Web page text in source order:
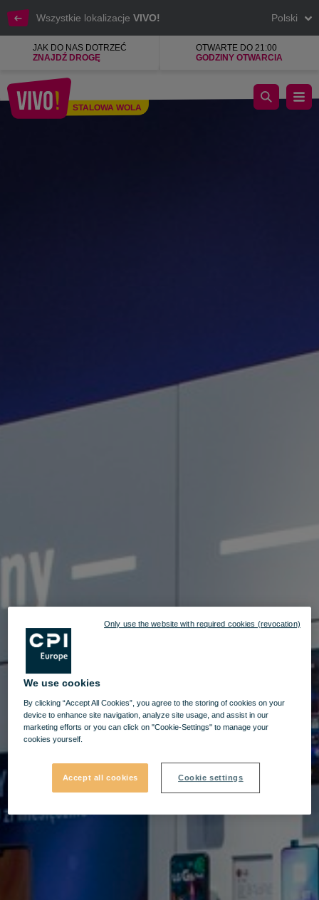
Wszystkie lokalizacje VIVO! Polski
JAK DO NAS DOTRZEĆ
ZNAJDŹ DROGĘ
OTWARTE DO 21:00
GODZINY OTWARCIA
STALOWA WOLA
Sieć komórkowa, mobilny internet, modemy
We use cookies
By clicking “Accept All Cookies”, you agree to the storing of cookies on your
device to enhance site navigation, analyze site usage, and assist in our
marketing efforts or you can click on "Cookie-Settings" to manage your
cookies yourself.
Accept all cookies Cookie settings
Only use the website with required cookies (revocation)